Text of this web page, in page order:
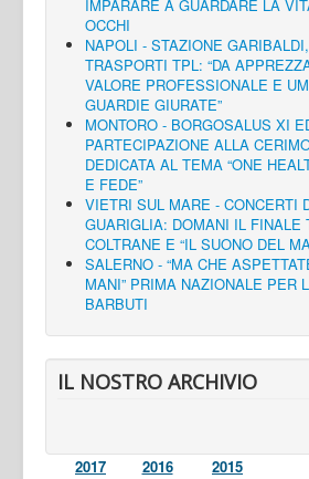
IMPARARE A GUARDARE LA
OCCHI
NAPOLI - STAZIONE
TRASPORTI TPL: “DA
VALORE PROFESSIONALE E
GUARDIE GIURATE”
MONTORO - BORGOSALUS XI
PARTECIPAZIONE ALLA
DEDICATA AL TEMA “ONE
E FEDE”
VIETRI SUL MARE - CONCERTI
GUARIGLIA: DOMANI IL FINALE
COLTRANE E “IL SUONO DEL
SALERNO - “MA CHE
MANI” PRIMA NAZIONALE PER
BARBUTI
IL NOSTRO ARCHIVIO
2017 2016 2015